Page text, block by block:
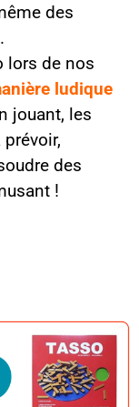
des
lors de nos
ludique
jouant, les
des
!